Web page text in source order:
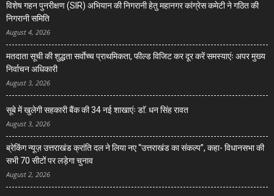
विशेष गहन पुनरीक्षण (SIR) अभियान की निगरानी हेतु महानगर कांग्रेस कमेटी ने गठित की
निगरानी समिति
August 4, 2026
मतदाता सूची की शुद्धता सर्वाेच्च प्राथमिकता, फील्ड विजिट कर दूर करें समस्याएंः अपर मुख्य
निर्वाचन अधिकारी
August 3, 2026
सूबे में खुलेगी सहकारी बैंक की 34 नई शाखाएंः डाॅ. धन सिंह रावत
August 3, 2026
ब्रेकिंग न्यूज़ उत्तराखंड क्रांति दल ने लिया नए “उत्तराखंड का संकल्प”, कहा- विधानसभा की
सभी 70 सीटों पर लड़ेगा चुनाव
August 2, 2026